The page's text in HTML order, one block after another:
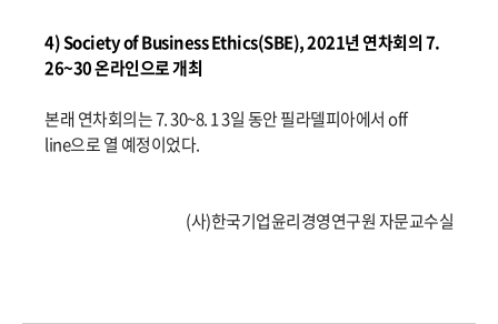
4) Society of Business Ethics(SBE), 2021년 연차회의 7.
26~30 온라인으로 개최
본래 연차회의는 7. 30~8. 1 3일 동안 필라델피아에서 off
line으로 열 예정이었다.
(사)한국기업윤리경영연구원 자문교수실